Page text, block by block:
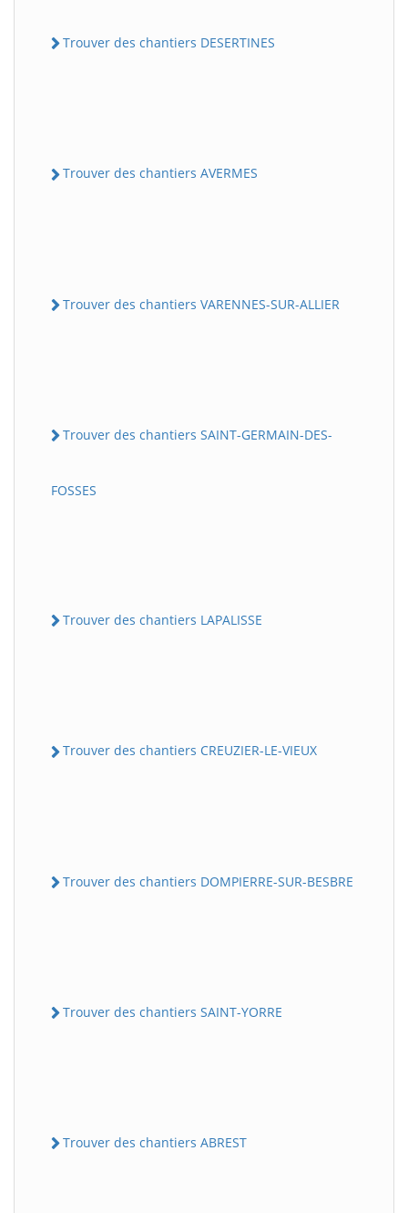
Trouver des chantiers DESERTINES
Trouver des chantiers AVERMES
Trouver des chantiers VARENNES-SUR-ALLIER
Trouver des chantiers SAINT-GERMAIN-DES-
FOSSES
Trouver des chantiers LAPALISSE
Trouver des chantiers CREUZIER-LE-VIEUX
Trouver des chantiers DOMPIERRE-SUR-BESBRE
Trouver des chantiers SAINT-YORRE
Trouver des chantiers ABREST